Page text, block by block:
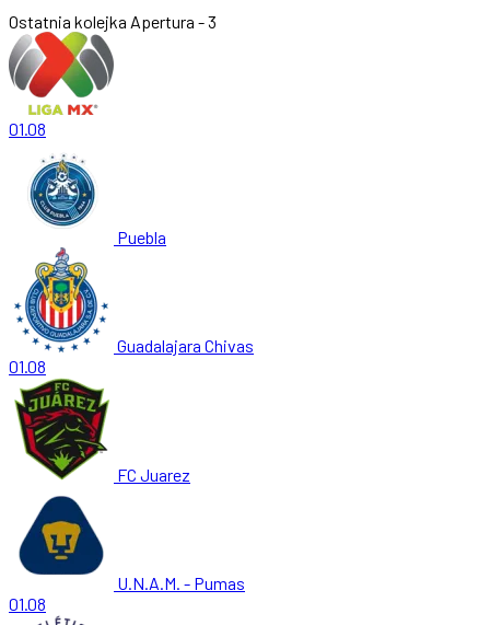
Ostatnia kolejka Apertura - 3
01.08
Puebla
Guadalajara Chivas
01.08
FC Juarez
U.N.A.M. - Pumas
01.08